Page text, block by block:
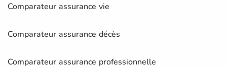
Comparateur assurance vie
Comparateur assurance décès
Comparateur assurance professionnelle